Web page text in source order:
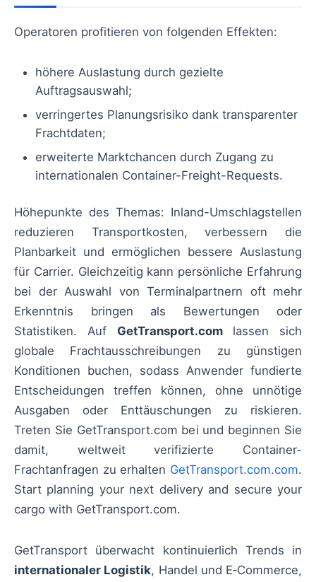
Operatoren profitieren von folgenden Effekten:
höhere Auslastung durch gezielte
Auftragsauswahl;
verringertes Planungsrisiko dank transparenter
Frachtdaten;
erweiterte Marktchancen durch Zugang zu
internationalen Container-Freight-Requests.
Höhepunkte des Themas: Inland-Umschlagstellen
reduzieren Transportkosten, verbessern die
Planbarkeit und ermöglichen bessere Auslastung
für Carrier. Gleichzeitig kann persönliche Erfahrung
bei der Auswahl von Terminalpartnern oft mehr
Erkenntnis bringen als Bewertungen oder
Statistiken. Auf GetTransport.comlassen sich
globale Frachtausschreibungen zu günstigen
Konditionen buchen, sodass Anwender fundierte
Entscheidungen treffen können, ohne unnötige
Ausgaben oder Enttäuschungen zu riskieren.
Treten Sie GetTransport.com bei und beginnen Sie
damit, weltweit verifizierte Container-
Frachtanfragen zu erhalten GetTransport.com.com.
Start planning your next delivery and secure your
cargo with GetTransport.com.
GetTransport überwacht kontinuierlich Trends in
internationaler Logistik, Handel und E‑Commerce,